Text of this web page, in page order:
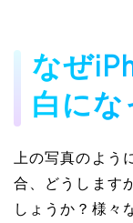
なぜ
白にな
上の写真のよう
合、どうします
しょうか？様々